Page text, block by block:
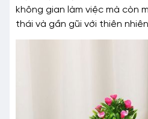
không gian làm việc mà còn
thái và gần gũi với thiên